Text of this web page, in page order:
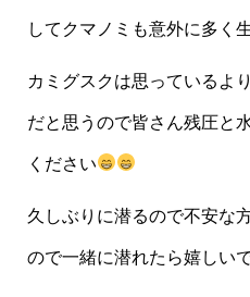
してクマノミも意外に多く
カミグスクは思っているよ
だと思うので皆さん残圧と
ください
久しぶりに潜るので不安な
ので一緒に潜れたら嬉しいで